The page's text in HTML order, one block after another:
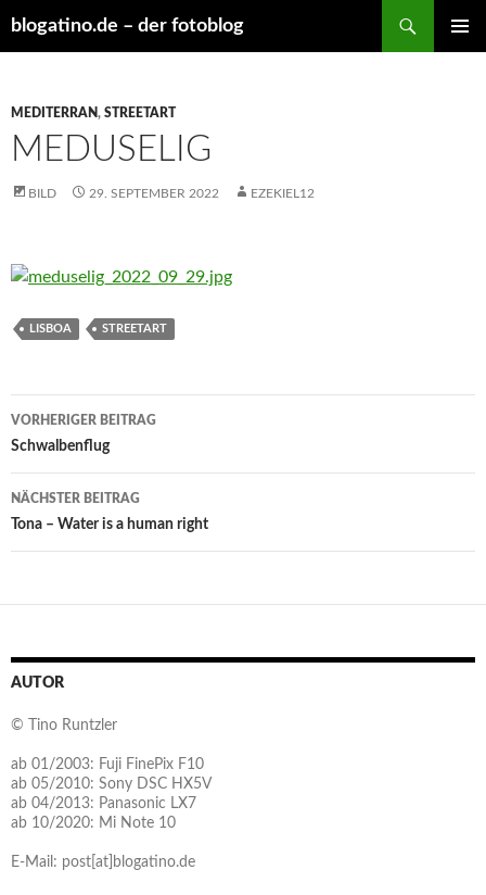
blogatino.de – der fotoblog
MEDITERRAN, STREETART
MEDUSELIG
BILD 29. SEPTEMBER 2022 EZEKIEL12
LISBOA STREETART
Beitragsnavigation
VORHERIGER BEITRAG
Schwalbenflug
NÄCHSTER BEITRAG
Tona – Water is a human right
AUTOR
© Tino Runtzler
ab 01/2003: Fuji FinePix F10
ab 05/2010: Sony DSC HX5V
ab 04/2013: Panasonic LX7
ab 10/2020: Mi Note 10
E-Mail: post[at]blogatino.de